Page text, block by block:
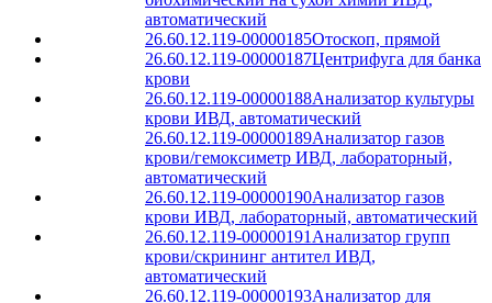
автоматический
26.60.12.119-00000185Отоскоп, прямой
26.60.12.119-00000187Центрифуга для банка
крови
26.60.12.119-00000188Анализатор культуры
крови ИВД, автоматический
26.60.12.119-00000189Анализатор газов
крови/гемоксиметр ИВД, лабораторный,
автоматический
26.60.12.119-00000190Анализатор газов
крови ИВД, лабораторный, автоматический
26.60.12.119-00000191Анализатор групп
крови/скрининг антител ИВД,
автоматический
26.60.12.119-00000193Анализатор для